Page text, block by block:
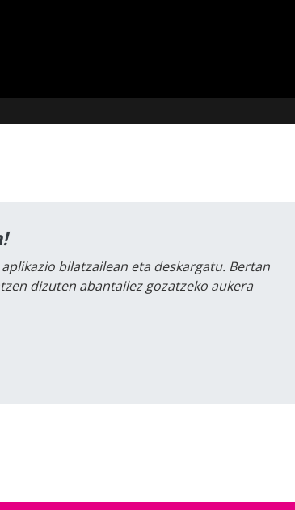
bilatzailean eta deskargatu. Bertan
dizuten abantailez gozatzeko aukera